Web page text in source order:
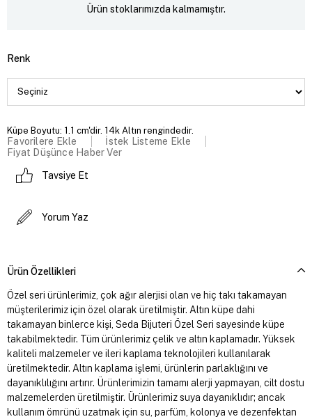
Ürün stoklarımızda kalmamıştır.
Renk
Küpe Boyutu: 1.1 cm'dir. 14k Altın rengindedir.
Favorilere Ekle
İstek Listeme Ekle
Fiyat Düşünce Haber Ver
Tavsiye Et
Yorum Yaz
Ürün Özellikleri
Özel seri ürünlerimiz, çok ağır alerjisi olan ve hiç takı takamayan
müşterilerimiz için özel olarak üretilmiştir. Altın küpe dahi
takamayan binlerce kişi, Seda Bijuteri Özel Seri sayesinde küpe
takabilmektedir. Tüm ürünlerimiz çelik ve altın kaplamadır. Yüksek
kaliteli malzemeler ve ileri kaplama teknolojileri kullanılarak
üretilmektedir. Altın kaplama işlemi, ürünlerin parlaklığını ve
dayanıklılığını artırır. Ürünlerimizin tamamı alerji yapmayan, cilt dostu
malzemelerden üretilmiştir. Ürünlerimiz suya dayanıklıdır; ancak
kullanım ömrünü uzatmak için su, parfüm, kolonya ve dezenfektan